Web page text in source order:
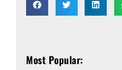
Most Popular: